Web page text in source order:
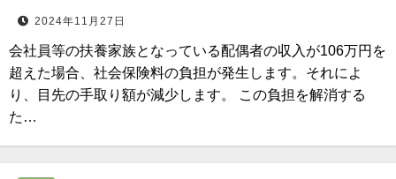
2024年11月27日
会社員等の扶養家族となっている配偶者の収入が106万円を
超えた場合、社会保険料の負担が発生します。それによ
り、目先の手取り額が減少します。 この負担を解消する
た…